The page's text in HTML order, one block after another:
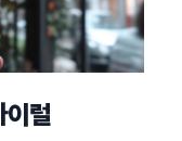
이럴